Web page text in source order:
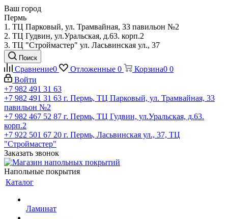
Ваш город
Пермь
1. ТЦ Парковый, ул. Трамвайная, 33 павильон №2
2. ТЦ Гудвин, ул.Уральская, д.63. корп.2
3. ТЦ "Строймастер" ул. Ласьвинская ул., 37
Поиск
Сравнение0 Отложенные 0 Корзина0 0
Войти
+7 982 491 31 63
+7 982 491 31 63 г. Пермь, ТЦ Парковый, ул. Трамвайная, 33
павильон №2
+7 982 467 52 87 г. Пермь, ТЦ Гудвин, ул.Уральская, д.63.
корп.2
+7 922 501 67 20 г. Пермь, Ласьвинская ул., 37, ТЦ
"Строймастер"
Заказать звонок
Напольные покрытия
Каталог
Ламинат